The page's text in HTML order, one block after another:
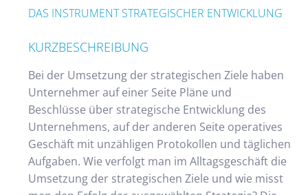
DAS INSTRUMENT STRATEGISCHER ENTWICKLUNG
KURZBESCHREIBUNG
Bei der Umsetzung der strategischen Ziele haben
Unternehmer auf einer Seite Pläne und
Beschlüsse über strategische Entwicklung des
Unternehmens, auf der anderen Seite operatives
Geschäft mit unzähligen Protokollen und täglichen
Aufgaben. Wie verfolgt man im Alltagsgeschäft die
Umsetzung der strategischen Ziele und wie misst